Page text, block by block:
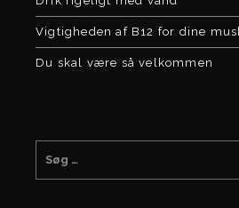
Vigtigheden af B12 for dine
Du skal være så velkommen